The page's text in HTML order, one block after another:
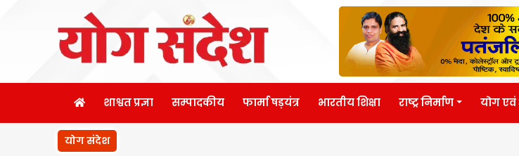
शाश्वत प्रज्ञा सम्पादकीय फार्मा षड़यंत्र भारतीय शिक्षा राष्ट्र निर्माण योग एवं
योग संदेश